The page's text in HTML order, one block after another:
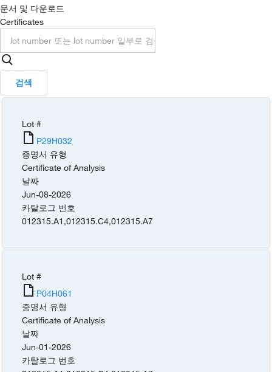
문서 및 다운로드
Certificates
검색
Lot #
P29H032
증명서 유형
Certificate of Analysis
날짜
Jun-08-2026
카탈로그 번호
012315.A1 ,012315.C4,012315.A7
Lot #
P04H061
증명서 유형
Certificate of Analysis
날짜
Jun-01-2026
카탈로그 번호